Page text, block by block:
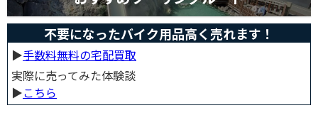
不要になったバイク用品高く売れます！
▶︎手数料無料の宅配買取
実際に売ってみた体験談
▶︎こちら